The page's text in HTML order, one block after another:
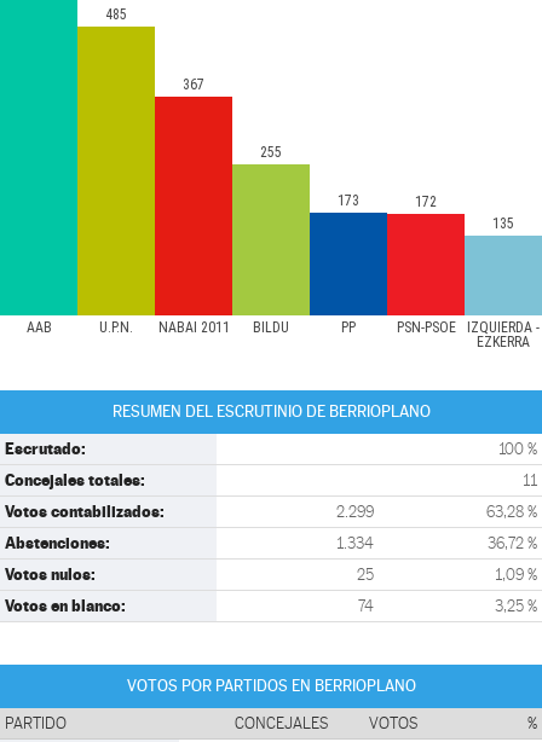
AAB U.P.N. NABAI 2011 BILDU PP PSN-PSOE
IZQUIERDA -
EZKERRA
485
367
255
173
172
135
RESUMEN DEL ESCRUTINIO DE BERRIOPLANO
Escrutado: 100 %
Concejales totales: 11
Votos contabilizados: 2.299 63,28 %
Abstenciones: 1.334 36,72 %
Votos nulos: 25 1,09 %
Votos en blanco: 74 3,25 %
VOTOS POR PARTIDOS EN BERRIOPLANO
PARTIDO CONCEJALES VOTOS %